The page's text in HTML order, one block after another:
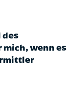
des
wenn es